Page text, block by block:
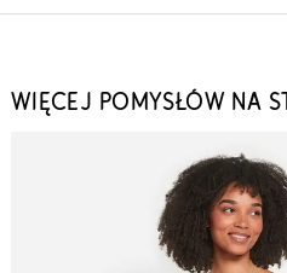
WIĘCEJ POMYSŁÓW NA